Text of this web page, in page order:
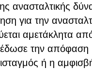
ανασταλτικής
για την
αμετάκλητα
την
ή η